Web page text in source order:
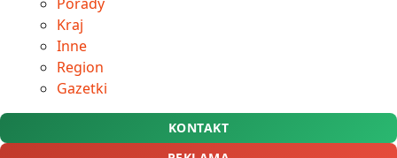
Kraj
Inne
Region
Gazetki
KONTAKT